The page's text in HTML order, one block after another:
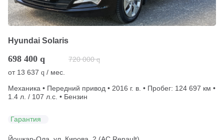
Hyundai Solaris
698 400 q 720 000 q
от 13 637 q / мес.
Механика • Передний привод • 2016 г. в. • Пробег: 124 697 км •
1.4 л. / 107 л.с. • Бензин
Гарантия